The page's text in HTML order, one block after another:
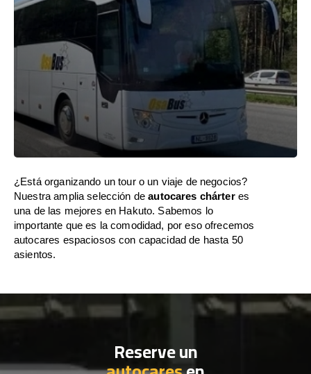
¿Está organizando un tour o un viaje de negocios?
Nuestra amplia selección deautocares chárteres
una de las mejores en Hakuto. Sabemos lo
importante que es la comodidad, por eso ofrecemos
autocares espaciosos con capacidad de hasta 50
asientos.
Reserve un